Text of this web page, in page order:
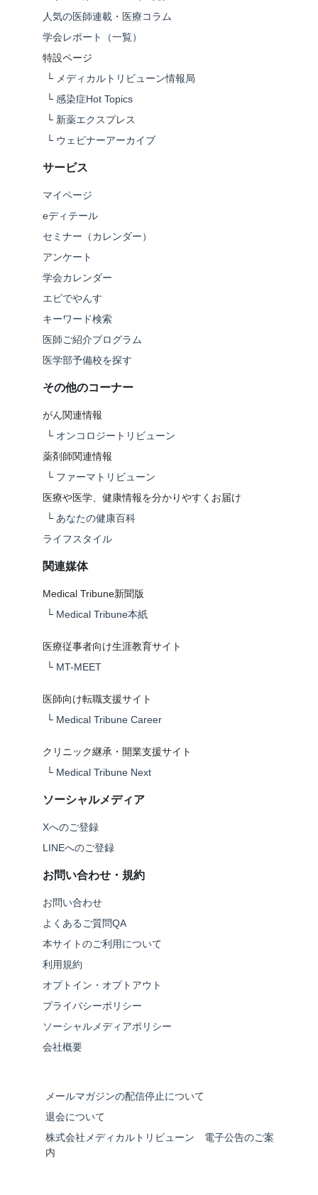
人気の医師連載・医療コラム
学会レポート（一覧）
特設ページ
└ メディカルトリビューン情報局
└ 感染症Hot Topics
└ 新薬エクスプレス
└ ウェビナーアーカイブ
サービス
マイページ
eディテール
セミナー（カレンダー）
アンケート
学会カレンダー
エビでやんす
キーワード検索
医師ご紹介プログラム
医学部予備校を探す
その他のコーナー
がん関連情報
└ オンコロジートリビューン
薬剤師関連情報
└ ファーマトリビューン
医療や医学、健康情報を分かりやすくお届け
└ あなたの健康百科
ライフスタイル
関連媒体
Medical Tribune新聞版
└ Medical Tribune本紙
医療従事者向け生涯教育サイト
└ MT-MEET
医師向け転職支援サイト
└ Medical Tribune Career
クリニック継承・開業支援サイト
└ Medical Tribune Next
ソーシャルメディア
Xへのご登録
LINEへのご登録
お問い合わせ・規約
お問い合わせ
よくあるご質問QA
本サイトのご利用について
利用規約
オプトイン・オプトアウト
プライバシーポリシー
ソーシャルメディアポリシー
会社概要
メールマガジンの配信停止について
退会について
株式会社メディカルトリビューン 電子公告のご案
内